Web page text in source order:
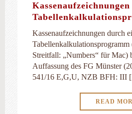
Kassenaufzeichnungen durch
Streitfall: „Numbers“ für Mac)
Auffassung des FG Münster
541/16 E,G,U, NZB BFH: III
READ